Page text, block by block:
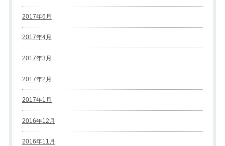
2017年6月
2017年4月
2017年3月
2017年2月
2017年1月
2016年12月
2016年11月